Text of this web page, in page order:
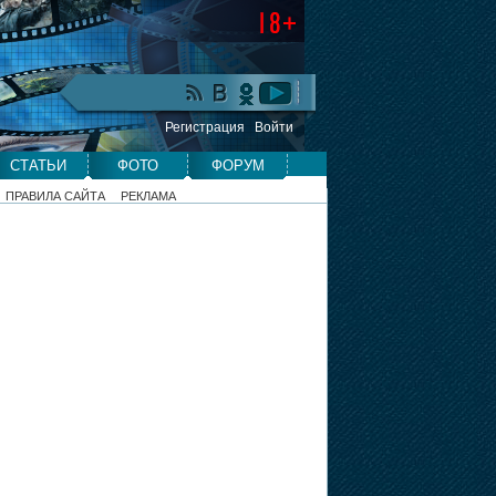
Регистрация Войти
СТАТЬИ ФОТО ФОРУМ
ПРАВИЛА САЙТА РЕКЛАМА